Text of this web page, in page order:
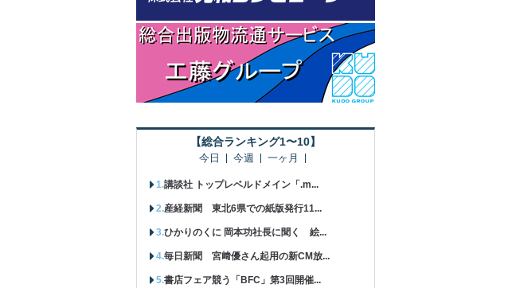
【総合ランキング1〜10】
今日 今週 一ヶ月
講談社 トップレベルドメイン「.m...
産経新聞 東北6県での紙版発行11...
ひかりのくに 岡本功社長に聞く 絵...
毎日新聞 宮﨑優さん起用の新CM放...
書店フェア競う「BFC」第3回開催...